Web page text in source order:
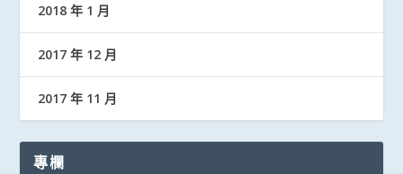
2018 年 1 月
2017 年 12 月
2017 年 11 月
專欄